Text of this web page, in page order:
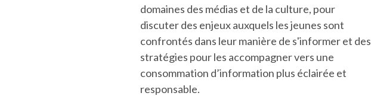
domaines des médias et de la culture, pour
discuter des enjeux auxquels les jeunes sont
confrontés dans leur manière de s'informer et des
stratégies pour les accompagner vers une
consommation d’information plus éclairée et
responsable.